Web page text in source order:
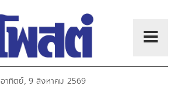
อาทิตย์, 9 สิงหาคม 2569